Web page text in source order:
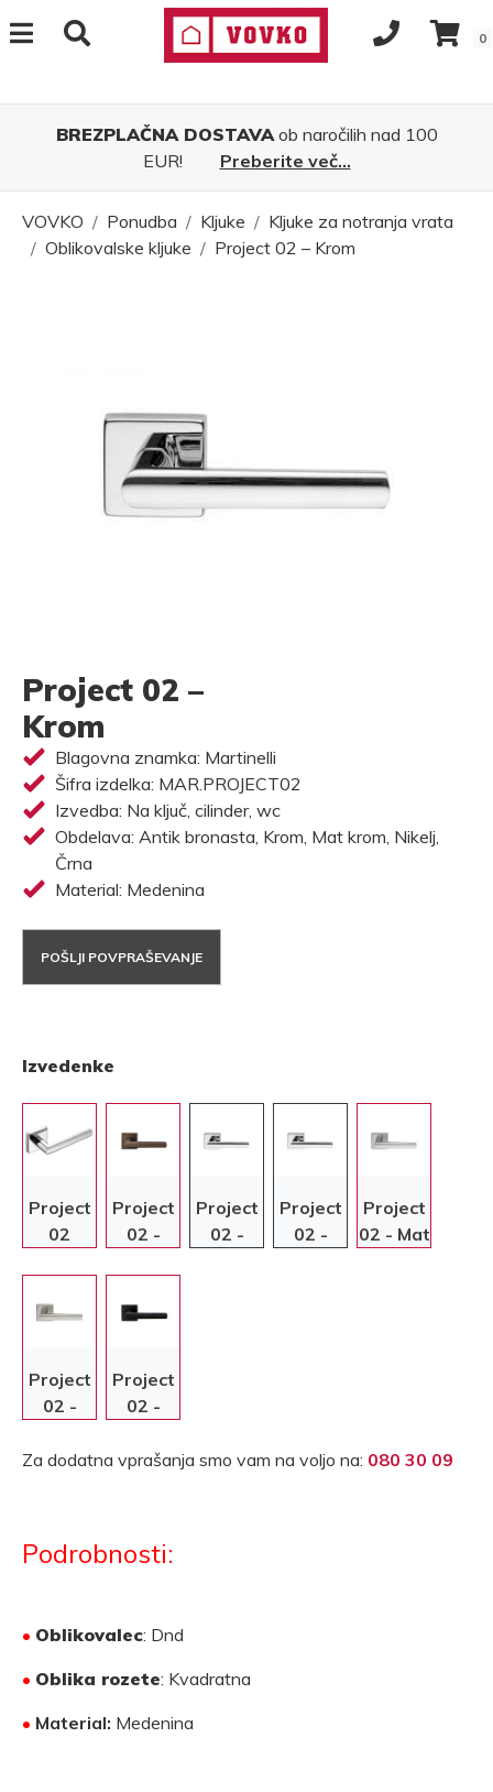
0
BREZPLAČNA DOSTAVAob naročilih nad 100
EUR!
Preberite več...
VOVKO Ponudba Kljuke
Kljuke za notranja vrata
Oblikovalske kljuke
Project 02 – Krom
Project 02 –
Krom
Blagovna znamka: Martinelli
Šifra izdelka: MAR.PROJECT02
Izvedba: Na ključ, cilinder, wc
Obdelava: Antik bronasta, Krom, Mat krom, Nikelj,
Črna
Material: Medenina
POŠLJI POVPRAŠEVANJE
Izvedenke
Project
02
Project
02 -
Project
02 -
Project
02 -
Project
02 - Mat
Project
02 -
Project
02 -
Za dodatna vprašanja smo vam na voljo na: 080 30 09
Podrobnosti:
• Oblikovalec: Dnd
• Oblika rozete: Kvadratna
• Material: Medenina